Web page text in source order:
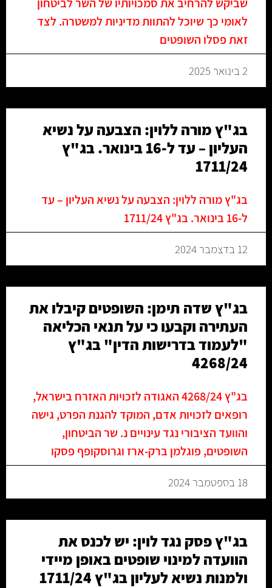
לאומי כך שיוכל להתוות מדיניות למשטרה. לצד
זאת פסלו השופטים
2 בינואר 2025
בג"ץ מורה ללוין: הצבעה על נשיא
העליון – עד ל-16 בינואר. בג"ץ
1711/24
בג"ץ מורה ללוין: הצבעה על נשיא העליון – עד
ל-16 בינואר. בג"ץ 1711/24
12 בדצמבר 2024
בג"ץ שדה תימן: השופטים קיבלו את
העתירה וקבעו כי על תנאי הכליאה
"לעמוד בדרישות הדין" בג"ץ
4268/24
בג"ץ 4268/24 האגודה לזכויות האזרח בישראל,
רופאים לזכויות אדם, המוקד להגנת הפרט, גישה
והוועד הציבורי נגד עינויים נ. שר הביטחון,
השופטים, פוגלמן ברק-ארז וגרוסקופף פסקו
18 בספטמבר 2024
בג"ץ פסק נגד לוין: יש לכנס את
הוועדה למינוי שופטים באופן מיידי
ולמנות נשיא לעליון בג"ץ 1711/24